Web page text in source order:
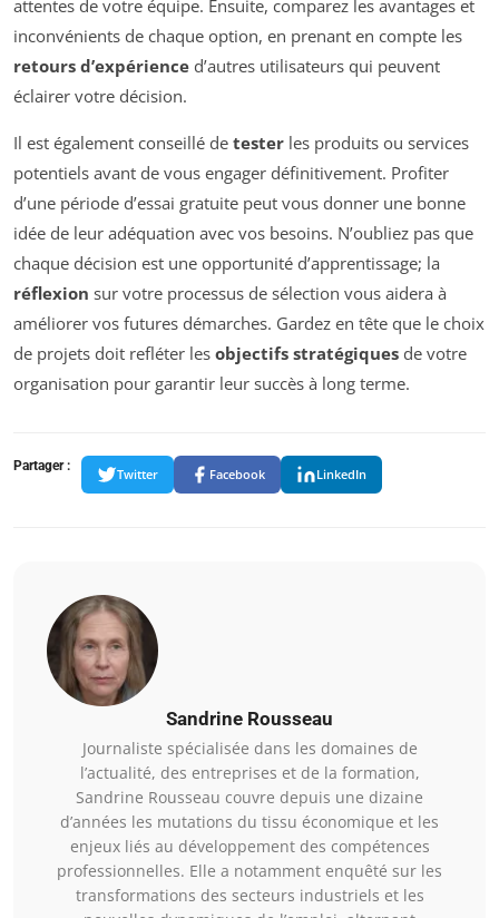
attentes de votre équipe. Ensuite, comparez les avantages et
inconvénients de chaque option, en prenant en compte les
retours d’expérience d’autres utilisateurs qui peuvent
éclairer votre décision.
Il est également conseillé de tester les produits ou services
potentiels avant de vous engager définitivement. Profiter
d’une période d’essai gratuite peut vous donner une bonne
idée de leur adéquation avec vos besoins. N’oubliez pas que
chaque décision est une opportunité d’apprentissage; la
réflexion sur votre processus de sélection vous aidera à
améliorer vos futures démarches. Gardez en tête que le choix
de projets doit refléter les objectifs stratégiques de votre
organisation pour garantir leur succès à long terme.
Partager :
Twitter Facebook LinkedIn
Sandrine Rousseau
Journaliste spécialisée dans les domaines de
l’actualité, des entreprises et de la formation,
Sandrine Rousseau couvre depuis une dizaine
d’années les mutations du tissu économique et les
enjeux liés au développement des compétences
professionnelles. Elle a notamment enquêté sur les
transformations des secteurs industriels et les